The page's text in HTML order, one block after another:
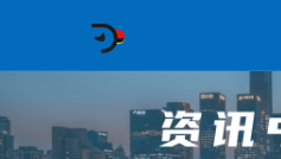
首页
GEO常
GEO
海外
网络
企业
软件
政策
资讯
关于